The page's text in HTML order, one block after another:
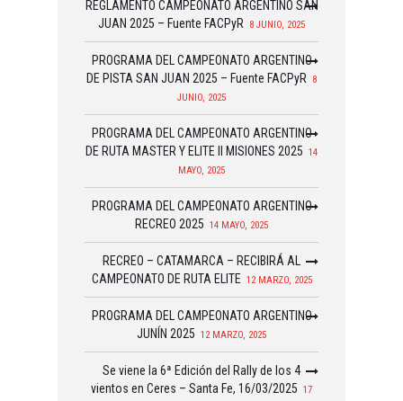
REGLAMENTO CAMPEONATO ARGENTINO SAN
JUAN 2025 – Fuente FACPyR 8 JUNIO, 2025
PROGRAMA DEL CAMPEONATO ARGENTINO
DE PISTA SAN JUAN 2025 – Fuente FACPyR 8
JUNIO, 2025
PROGRAMA DEL CAMPEONATO ARGENTINO
DE RUTA MASTER Y ELITE II MISIONES 2025 14
MAYO, 2025
PROGRAMA DEL CAMPEONATO ARGENTINO
RECREO 2025 14 MAYO, 2025
RECREO – CATAMARCA – RECIBIRÁ AL
CAMPEONATO DE RUTA ELITE 12 MARZO, 2025
PROGRAMA DEL CAMPEONATO ARGENTINO
JUNÍN 2025 12 MARZO, 2025
Se viene la 6ª Edición del Rally de los 4
vientos en Ceres – Santa Fe, 16/03/2025 17